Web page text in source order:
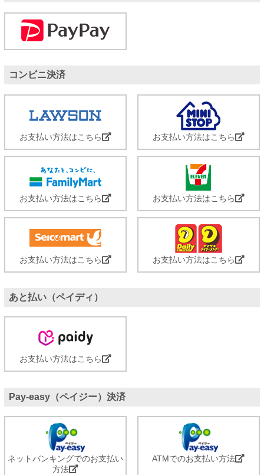
コンビニ決済
お支払い方法はこちら お支払い方法はこちら
お支払い方法はこちら お支払い方法はこちら
お支払い方法はこちら お支払い方法はこちら
あと払い（ペイディ）
お支払い方法はこちら
Pay-easy（ペイジー）決済
ネットバンキングでのお支払い
方法
ATMでのお支払い方法